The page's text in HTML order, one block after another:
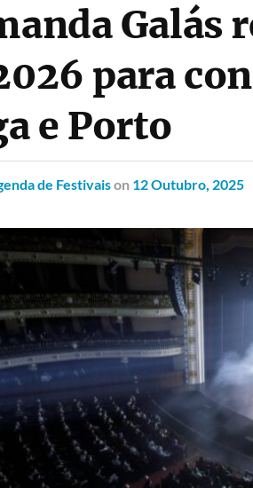
Galás
para
e Porto
de Festivaison 12 Outubro, 2025